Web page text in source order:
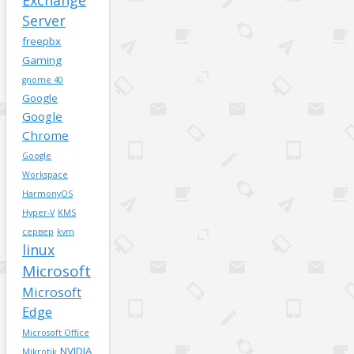
Server
freepbx
Gaming
gnome 40
Google
Google
Chrome
Google
Workspace
HarmonyOS
Hyper-V KMS
сервер kvm
linux
Microsoft
Microsoft
Edge
Microsoft Office
NVIDIA